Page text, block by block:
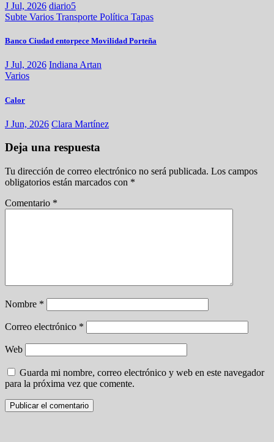
J Jul, 2026 diario5
Subte Varios Transporte Política Tapas
Banco Ciudad entorpece Movilidad Porteña
J Jul, 2026 Indiana Artan
Varios
Calor
J Jun, 2026 Clara Martínez
Deja una respuesta
Tu dirección de correo electrónico no será publicada. Los campos
obligatorios están marcados con *
Comentario *
Nombre *
Correo electrónico *
Web
Guarda mi nombre, correo electrónico y web en este navegador
para la próxima vez que comente.